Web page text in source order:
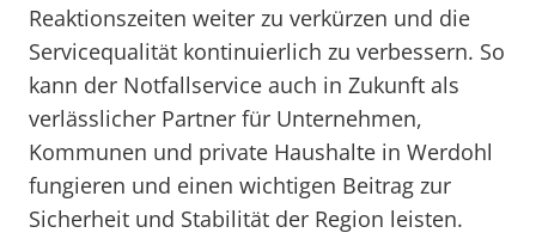
Reaktionszeiten weiter zu verkürzen und die
Servicequalität kontinuierlich zu verbessern. So
kann der Notfallservice auch in Zukunft als
verlässlicher Partner für Unternehmen,
Kommunen und private Haushalte in Werdohl
fungieren und einen wichtigen Beitrag zur
Sicherheit und Stabilität der Region leisten.